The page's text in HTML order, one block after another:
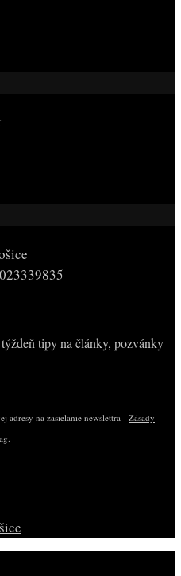
tipy na články, pozvánky
adresy na zasielanie newslettra - Zásady